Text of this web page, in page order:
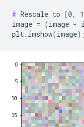
# Rescale to [0,
image = (image